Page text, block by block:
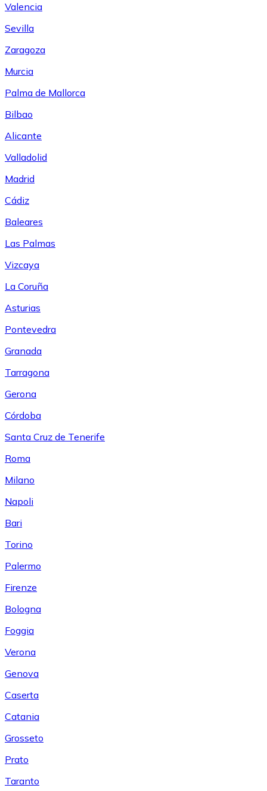
Valencia
Sevilla
Zaragoza
Murcia
Palma de Mallorca
Bilbao
Alicante
Valladolid
Madrid
Cádiz
Baleares
Las Palmas
Vizcaya
La Coruña
Asturias
Pontevedra
Granada
Tarragona
Gerona
Córdoba
Santa Cruz de Tenerife
Roma
Milano
Napoli
Bari
Torino
Palermo
Firenze
Bologna
Foggia
Verona
Genova
Caserta
Catania
Grosseto
Prato
Taranto